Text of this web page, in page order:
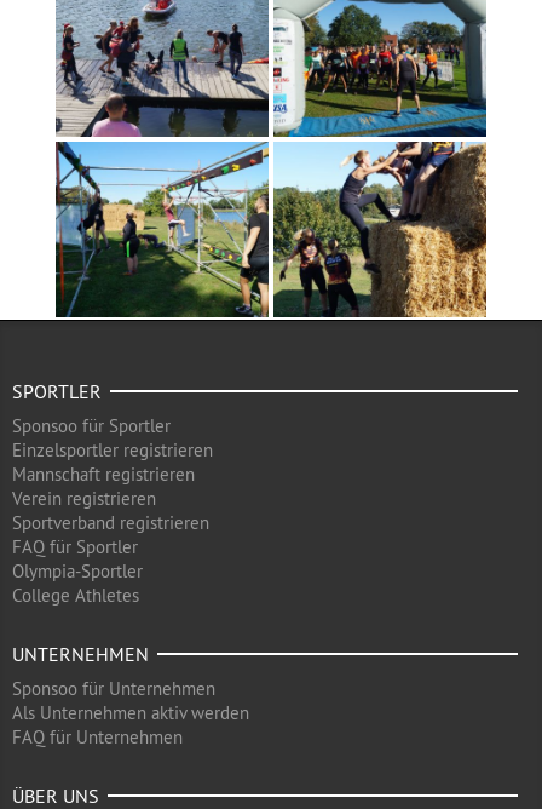
SPORTLER
Sponsoo für Sportler
Einzelsportler registrieren
Mannschaft registrieren
Verein registrieren
Sportverband registrieren
FAQ für Sportler
Olympia-Sportler
College Athletes
UNTERNEHMEN
Sponsoo für Unternehmen
Als Unternehmen aktiv werden
FAQ für Unternehmen
ÜBER UNS